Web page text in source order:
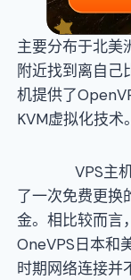
OneVPS目
主要分布于北美
附近找到离自己
机提供了
KVM虚拟化技术。
VPS主机IP
了一次免费更换
金。相比较而言
OneVPS日本和
时期网络连接并